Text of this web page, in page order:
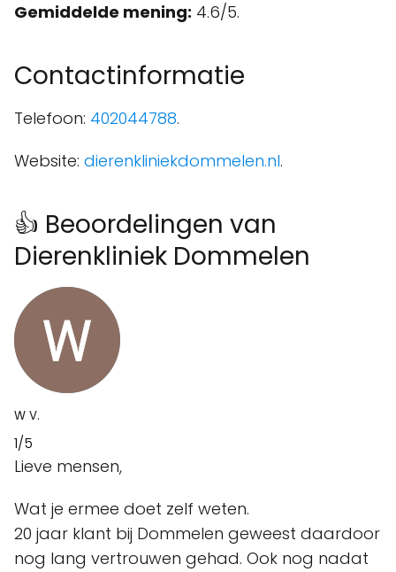
Gemiddelde mening: 4.6/5.
Contactinformatie
Telefoon: 402044788.
Website: dierenkliniekdommelen.nl.
👍 Beoordelingen van
Dierenkliniek Dommelen
W V.
1/5
Lieve mensen,
Wat je ermee doet zelf weten.
20 jaar klant bij Dommelen geweest daardoor
nog lang vertrouwen gehad. Ook nog nadat